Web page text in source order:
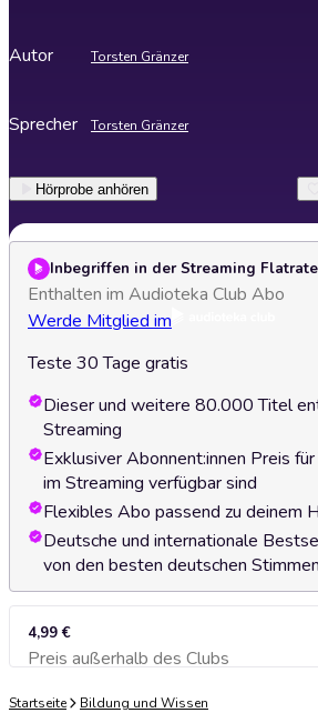
Autor Torsten Gränzer
Sprecher Torsten Gränzer
Hörprobe anhören
Inbegriffen in der Streaming Flatrate
Enthalten im Audioteka Club Abo
Werde Mitglied im
Teste 30 Tage gratis
Dieser und weitere 80.000 Titel
Streaming
Exklusiver Abonnent:innen Preis
im Streaming verfügbar sind
Flexibles Abo passend zu deinem
Deutsche und internationale
von den besten deutschen Stimmen
4,99 €
Preis außerhalb des ClubsZum Warenkorb hinzufügen
Startseite Bildung und Wissen